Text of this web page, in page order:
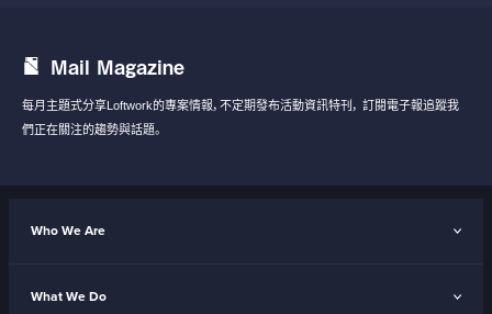
Mail Magazine
每月主題式分享Loftwork的專案情報，不定期發布活動資訊特刊， 訂閱電子報追蹤我
們正在關注的趨勢與話題。
Who We Are
What We Do